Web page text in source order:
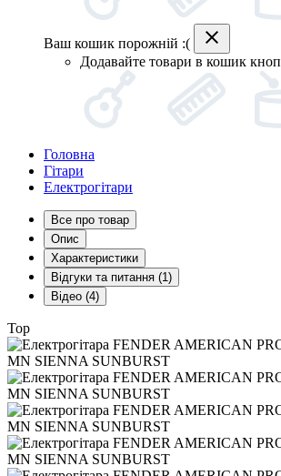
Ваш кошик порожній :(
Додавайте товари в кошик
Головна
Гітари
Електрогітари
Все про товар
Опис
Характеристики
Відгуки та питання (1)
Відео (4)
Top